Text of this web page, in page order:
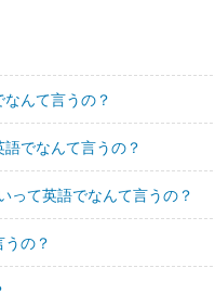
んて言うの？
でなんて言うの？
って英語でなんて言うの？
の？